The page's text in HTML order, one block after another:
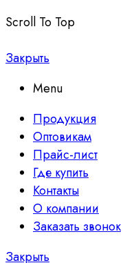
Scroll To Top
Закрыть
Menu
Продукция
Оптовикам
Прайс-лист
Где купить
Контакты
О компании
Заказать звонок
Закрыть